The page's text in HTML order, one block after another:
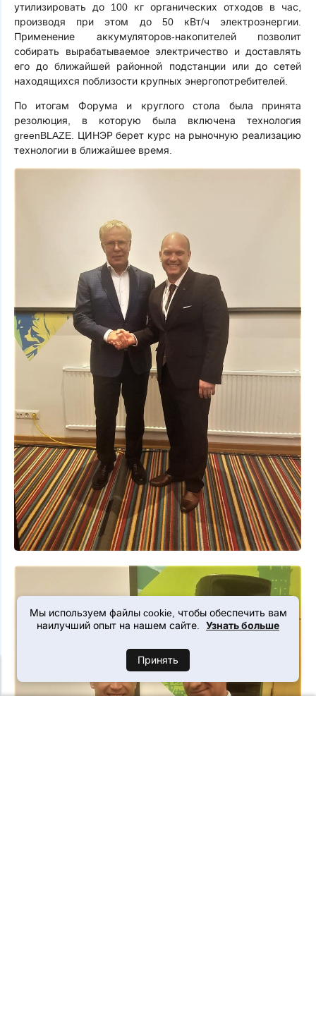
утилизировать до 100 кг органических отходов в час,
производя при этом до 50 кВт/ч электроэнергии.
Применение аккумуляторов-накопителей позволит
собирать вырабатываемое электричество и доставлять
его до ближайшей районной подстанции или до сетей
находящихся поблизости крупных энергопотребителей.
По итогам Форума и круглого стола была принята
резолюция, в которую была включена технология
greenBLAZE. ЦИНЭР берет курс на рыночную реализацию
технологии в ближайшее время.
Мы используем файлы cookie, чтобы обеспечить вам
наилучший опыт на нашем сайте.
Узнать больше
Принять